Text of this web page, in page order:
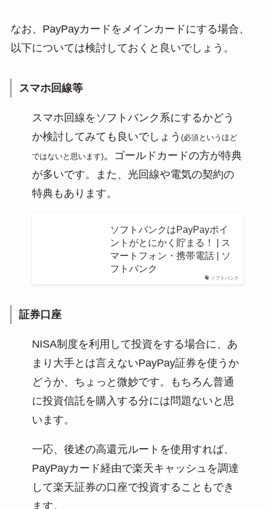
なお、PayPayカードをメインカードにする場合、
以下については検討しておくと良いでしょう。
スマホ回線等
スマホ回線をソフトバンク系にするかどう
か検討してみても良いでしょう (必須というほど
ではないと思います)。ゴールドカードの方が特典
が多いです。また、光回線や電気の契約の
特典もあります。
ソフトバンク
ソフトバンクはPayPayポイ
ントがとにかく貯まる！ | ス
マートフォン・携帯電話 | ソ
フトバンク
証券口座
NISA制度を利用して投資をする場合に、あ
まり大手とは言えないPayPay証券を使うか
どうか、ちょっと微妙です。もちろん普通
に投資信託を購入する分には問題ないと思
います。
一応、後述の高還元ルートを使用すれば、
PayPayカード経由で楽天キャッシュを調達
して楽天証券の口座で投資することもでき
ます。